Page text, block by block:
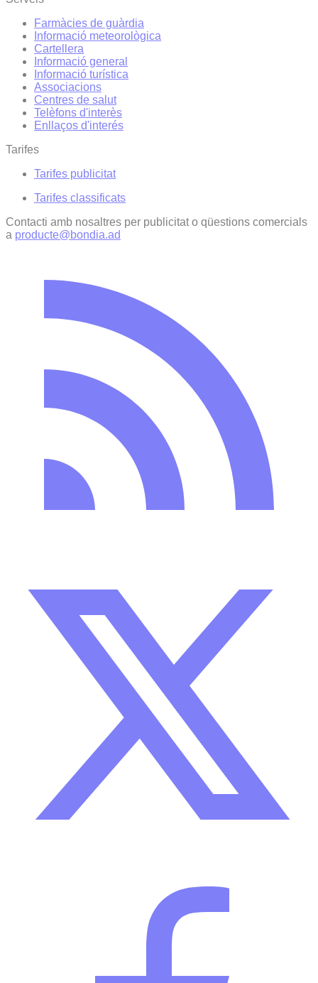
Farmàcies de guàrdia
Informació meteorològica
Cartellera
Informació general
Informació turística
Associacions
Centres de salut
Telèfons d'interès
Enllaços d'interés
Tarifes
Tarifes publicitat
Tarifes classificats
Contacti amb nosaltres per publicitat o qüestions comercials
a producte@bondia.ad